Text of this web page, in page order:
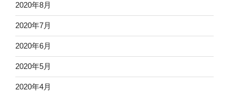
2020年8月
2020年7月
2020年6月
2020年5月
2020年4月